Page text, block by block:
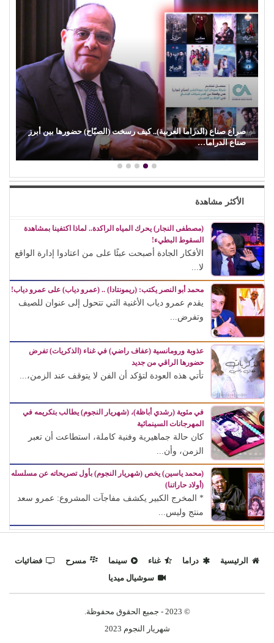
صراع صناع (الدراما العربية).. كيف رسخت (الصبّاح) حضورها بين أبرز
صناع الدراما…
الأكثر مشاهدة
(مصطفى النجار) يحرك المياه الراكدة.. لماذا اكتفينا بمشاهدة
السقوط البطيء!
الأفكار الجادة أصبحت عبئًا على من اعتادوا إدارة الواقع
لا...
محمد أبو النصر يكتب: (ريمونتادا) .. (عمرو دياب) على عمرو دياب!
يقدم عمرو دياب الأغنية التي تتحول إلى عنوان للصيف
وتفرض...
عذوبة ورومانسية (عفاف راضي) في غناء (الذكريات) تفرض
حضورها الراقي من جديد
تأتي هذه العودة لتؤكد أن الفن لا يتوقف عند الزمن،...
في مئوية (رشدي أباظة)، (شهريار النجوم) يطالب بتكريمه في
المهرجانات السينمائية
كان حالة جماهيرية وفنية كاملة، استطاعت أن تعبر
الزمن، وأن...
(محمد ياسين) يخص (شهريار النجوم) بأول تصريحاته عن مسلسله
(أولاد حاراتنا)
* المخرج الكبير يكشف مفاجآت المشروع: عمرو سعد
منتج وليس...
الرئيسية دراما غناء سينما مسرح
فضائيات
سوشيال ميديا
© 2023 - جميع الحقوق محفوظة.
شهريار النجوم 2023